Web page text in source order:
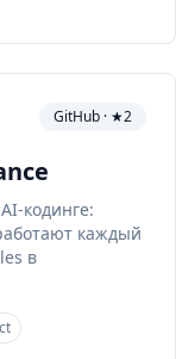
GitHub · ★2
кодинге:
каждый
в